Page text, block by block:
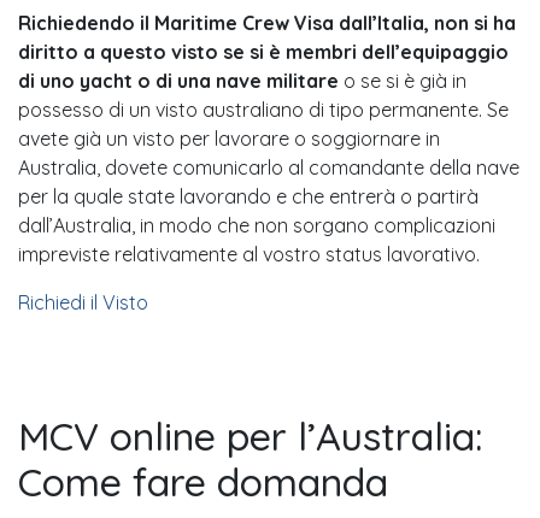
Richiedendo il Maritime Crew Visa dall’Italia, non si ha
diritto a questo visto se si è membri dell’equipaggio
di uno yacht o di una nave militare o se si è già in
possesso di un visto australiano di tipo permanente. Se
avete già un visto per lavorare o soggiornare in
Australia, dovete comunicarlo al comandante della nave
per la quale state lavorando e che entrerà o partirà
dall’Australia, in modo che non sorgano complicazioni
impreviste relativamente al vostro status lavorativo.
Richiedi il Visto
MCV online per l’Australia:
Come fare domanda